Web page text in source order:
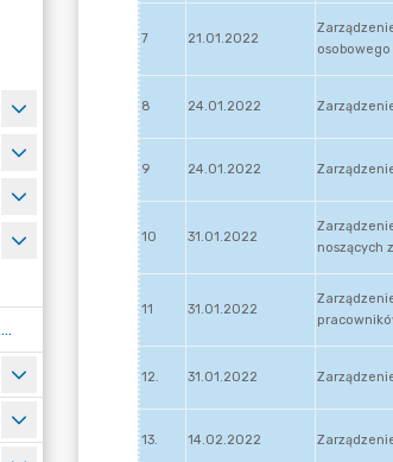
GMINNA KOMISJA ROZWIĄZYWANIA PROBLEMÓW ALKOHOLOWYCH